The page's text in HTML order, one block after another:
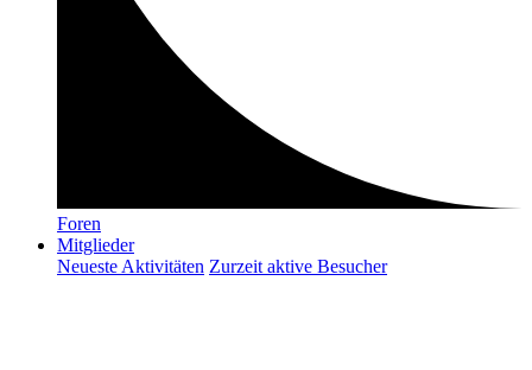
Foren
Mitglieder
Neueste Aktivitäten Zurzeit aktive Besucher